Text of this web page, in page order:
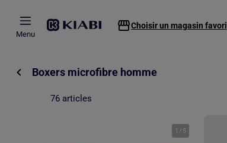
Menu
Choisir un magasin favori
Boxers microfibre homme
76 articles
1 / 5